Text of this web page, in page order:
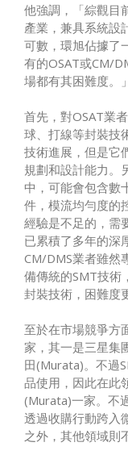
他強調，「綜觀目
產業，兼具系統設
可數，環旭佔據了
有的OSAT或CM/
場都有其困難度。」
首先，對OSAT業
球、打線等封裝技
技術進展，但是它
規劃和設計能力。
中，可能會包含數
件，模流均勻度的
經驗是不足的，需
已累積了多年的深
CM/DMS業者雖然
備傳統的SMT技術
封裝技術，困難度
至於在市場競爭方
家，其一是三星集
田(Murata)。不過
品使用，因此在此
(Murata)一家。不
透過收購行動跨入
之外，其他領域則